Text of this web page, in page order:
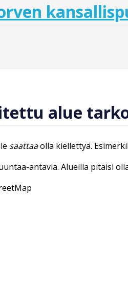
alue
saattaaolla kiellettyä.
antavia. Alueilla pitäisi